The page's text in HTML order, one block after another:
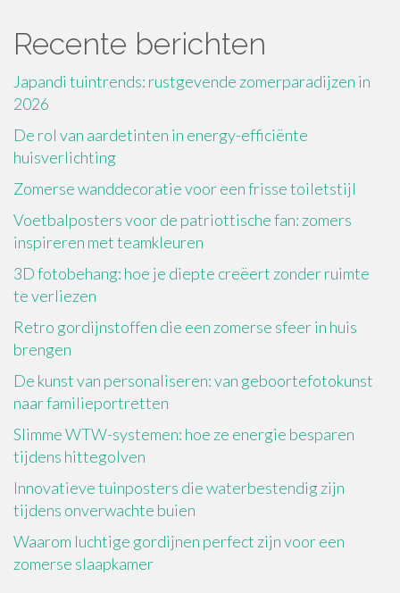
Recente berichten
Japandi tuintrends: rustgevende zomerparadijzen in
2026
De rol van aardetinten in energy-efficiënte
huisverlichting
Zomerse wanddecoratie voor een frisse toiletstijl
Voetbalposters voor de patriottische fan: zomers
inspireren met teamkleuren
3D fotobehang: hoe je diepte creëert zonder ruimte
te verliezen
Retro gordijnstoffen die een zomerse sfeer in huis
brengen
De kunst van personaliseren: van geboortefotokunst
naar familieportretten
Slimme WTW-systemen: hoe ze energie besparen
tijdens hittegolven
Innovatieve tuinposters die waterbestendig zijn
tijdens onverwachte buien
Waarom luchtige gordijnen perfect zijn voor een
zomerse slaapkamer